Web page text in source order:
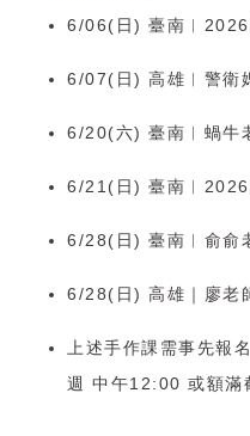
6/06(日) 臺南︱2026
6/07(日) 高雄︱警衛
6/20(六) 臺南︱蝸牛
6/21(日) 臺南︱2026
6/28(日) 臺南︱俞俞
6/28(日) 高雄｜廖老
上述手作課需事先報名
週 中午12:00 或額滿